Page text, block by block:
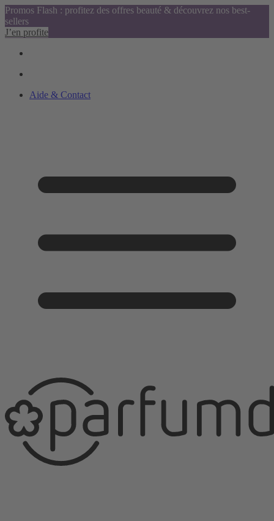
Promos Flash : profitez des offres beauté & découvrez nos best-
sellers
J’en profite
Aide & Contact